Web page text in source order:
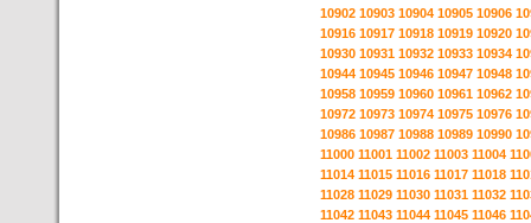
10902 10903 10904 10905 10906
10916 10917 10918 10919 10920
10930 10931 10932 10933 10934
10944 10945 10946 10947 10948
10958 10959 10960 10961 10962
10972 10973 10974 10975 10976
10986 10987 10988 10989 10990
11000 11001 11002 11003 11004
11014 11015 11016 11017 11018
11028 11029 11030 11031 11032
11042 11043 11044 11045 11046